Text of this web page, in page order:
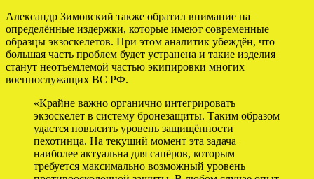
Александр Зимовский также обратил внимание на
определённые издержки, которые имеют современные
образцы экзоскелетов. При этом аналитик убеждён, что
большая часть проблем будет устранена и такие изделия
станут неотъемлемой частью экипировки многих
военнослужащих ВС РФ.
«Крайне важно органично интегрировать
экзоскелет в систему бронезащиты. Таким образом
удастся повысить уровень защищённости
пехотинца. На текущий момент эта задача
наиболее актуальна для сапёров, которым
требуется максимально возможный уровень